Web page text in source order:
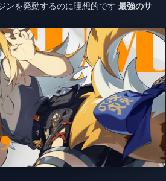
ンを発動するのに理想的です 最強のサ